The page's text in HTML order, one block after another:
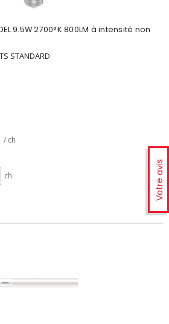
Votre avis
9.5W 2700°K 800LM à intensité non
STANDARD
/ ch
ch